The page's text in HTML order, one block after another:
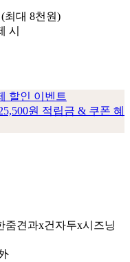
최대 8천원)
시
줌견과x건자두x시즈닝